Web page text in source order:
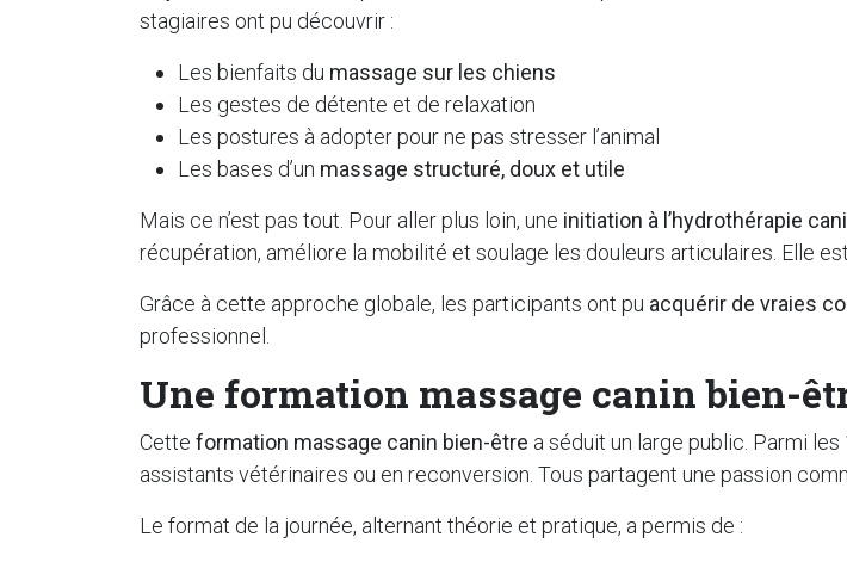
stagiaires ont pu découvrir :
Les bienfaits du massage sur les chiens
Les gestes de détente et de relaxation
Les postures à adopter pour ne pas stresser l’animal
Les bases d’un massage structuré, doux et utile
Mais ce n’est pas tout. Pour aller plus loin, une initiation à l’hydrothérapie
récupération, améliore la mobilité et soulage les douleurs articulaires. Elle
Grâce à cette approche globale, les participants ont pu acquérir de vraies
professionnel.
Une formation massage canin bien-
Cette formation massage canin bien-être a séduit un large public. Parmi
assistants vétérinaires ou en reconversion. Tous partagent une passion
Le format de la journée, alternant théorie et pratique, a permis de :